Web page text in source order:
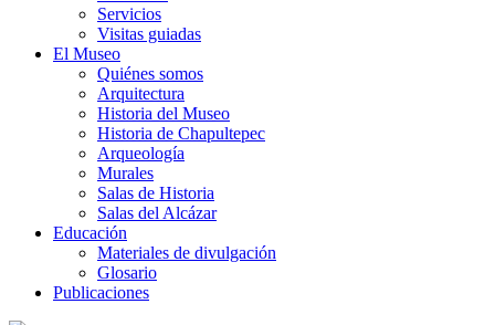
Servicios
Visitas guiadas
El Museo
Quiénes somos
Arquitectura
Historia del Museo
Historia de Chapultepec
Arqueología
Murales
Salas de Historia
Salas del Alcázar
Educación
Materiales de divulgación
Glosario
Publicaciones